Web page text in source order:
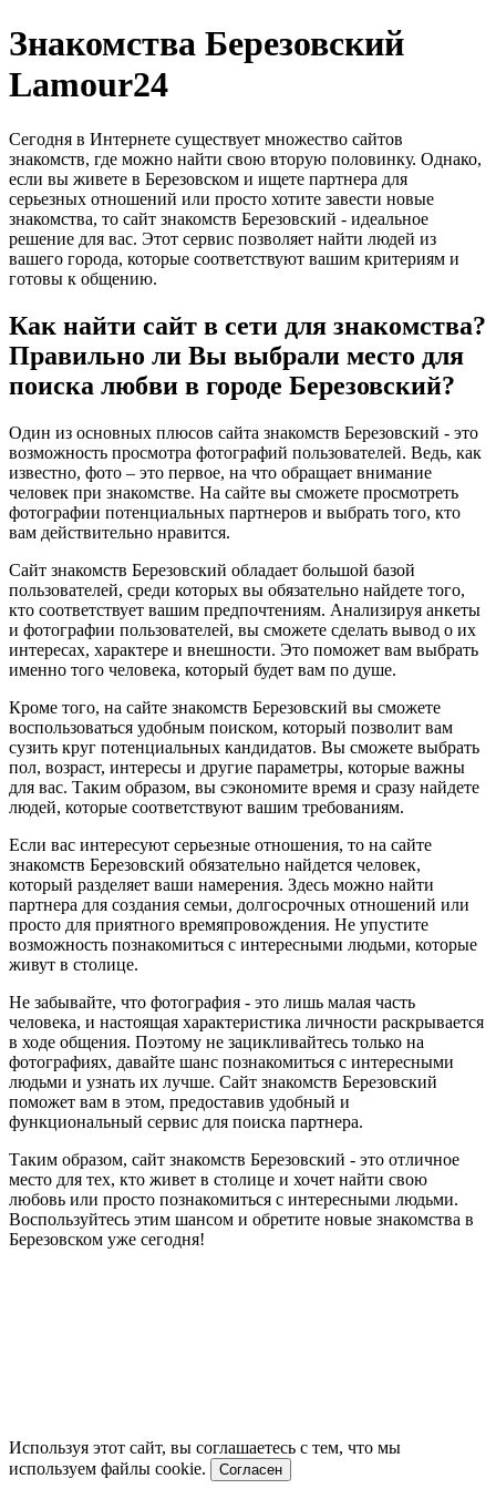
Знакомства Березовский
Lamour24
Сегодня в Интернете существует множество сайтов
знакомств, где можно найти свою вторую половинку. Однако,
если вы живете в Березовском и ищете партнера для
серьезных отношений или просто хотите завести новые
знакомства, то сайт знакомств Березовский - идеальное
решение для вас. Этот сервис позволяет найти людей из
вашего города, которые соответствуют вашим критериям и
готовы к общению.
Как найти сайт в сети для знакомства?
Правильно ли Вы выбрали место для
поиска любви в городе Березовский?
Один из основных плюсов сайта знакомств Березовский - это
возможность просмотра фотографий пользователей. Ведь, как
известно, фото – это первое, на что обращает внимание
человек при знакомстве. На сайте вы сможете просмотреть
фотографии потенциальных партнеров и выбрать того, кто
вам действительно нравится.
Сайт знакомств Березовский обладает большой базой
пользователей, среди которых вы обязательно найдете того,
кто соответствует вашим предпочтениям. Анализируя анкеты
и фотографии пользователей, вы сможете сделать вывод о их
интересах, характере и внешности. Это поможет вам выбрать
именно того человека, который будет вам по душе.
Кроме того, на сайте знакомств Березовский вы сможете
воспользоваться удобным поиском, который позволит вам
сузить круг потенциальных кандидатов. Вы сможете выбрать
пол, возраст, интересы и другие параметры, которые важны
для вас. Таким образом, вы сэкономите время и сразу найдете
людей, которые соответствуют вашим требованиям.
Если вас интересуют серьезные отношения, то на сайте
знакомств Березовский обязательно найдется человек,
который разделяет ваши намерения. Здесь можно найти
партнера для создания семьи, долгосрочных отношений или
просто для приятного времяпровождения. Не упустите
возможность познакомиться с интересными людьми, которые
живут в столице.
Не забывайте, что фотография - это лишь малая часть
человека, и настоящая характеристика личности раскрывается
в ходе общения. Поэтому не зацикливайтесь только на
фотографиях, давайте шанс познакомиться с интересными
людьми и узнать их лучше. Сайт знакомств Березовский
поможет вам в этом, предоставив удобный и
функциональный сервис для поиска партнера.
Таким образом, сайт знакомств Березовский - это отличное
место для тех, кто живет в столице и хочет найти свою
любовь или просто познакомиться с интересными людьми.
Воспользуйтесь этим шансом и обретите новые знакомства в
Березовском уже сегодня!
Используя этот сайт, вы соглашаетесь с тем, что мы
используем файлы cookie.
Согласен